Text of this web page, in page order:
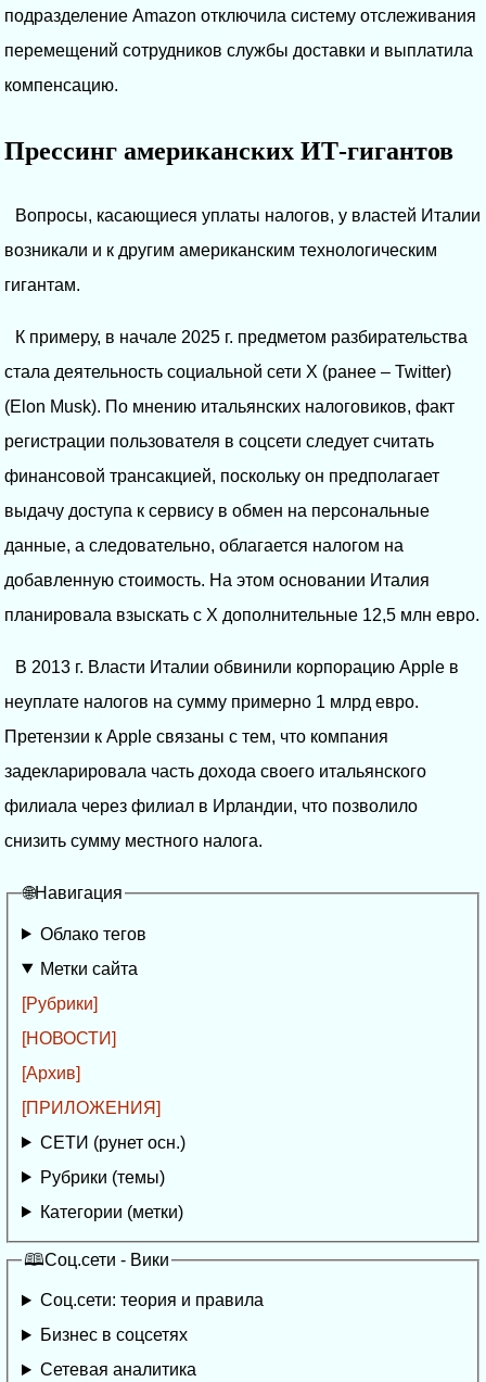
подразделение Amazon отключила систему отслеживания
перемещений сотрудников службы доставки и выплатила
компенсацию.
Прессинг американских ИТ-гигантов
Вопросы, касающиеся уплаты налогов, у властей Италии
возникали и к другим американским технологическим
гигантам.
К примеру, в начале 2025 г. предметом разбирательства
стала деятельность социальной сети X (ранее – Twitter)
(Elon Musk). По мнению итальянских налоговиков, факт
регистрации пользователя в соцсети следует считать
финансовой трансакцией, поскольку он предполагает
выдачу доступа к сервису в обмен на персональные
данные, а следовательно, облагается налогом на
добавленную стоимость. На этом основании Италия
планировала взыскать с X дополнительные 12,5 млн евро.
В 2013 г. Власти Италии обвинили корпорацию Apple в
неуплате налогов на сумму примерно 1 млрд евро.
Претензии к Apple связаны с тем, что компания
задекларировала часть дохода своего итальянского
филиала через филиал в Ирландии, что позволило
снизить сумму местного налога.
🌐Навигация
Облако тегов
Метки сайта
[Рубрики]
[НОВОСТИ]
[Архив]
[ПРИЛОЖЕНИЯ]
СЕТИ (рунет осн.)
Рубрики (темы)
Категории (метки)
🕮Соц.сети - Вики
Соц.сети: теория и правила
Бизнес в соцсетях
Сетевая аналитика